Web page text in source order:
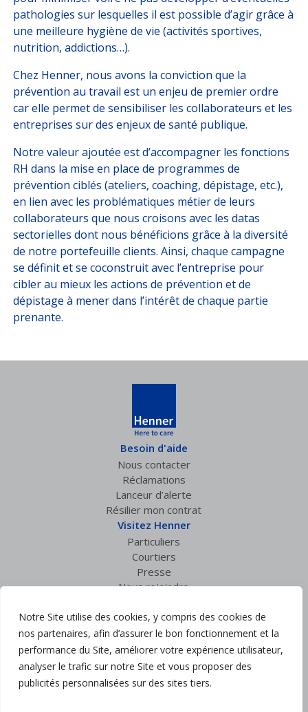
Notre Site utilise des cookies, y compris des cookies de
nos partenaires, afin d’assurer le bon fonctionnement et la
performance du Site, améliorer votre expérience utilisateur,
analyser le trafic sur notre Site et vous proposer des
publicités personnalisées sur des sites tiers.
pathologies sur lesquelles il est possible d’agir grâce à
une meilleure hygiène de vie (activités sportives,
nutrition, addictions…).
Chez Henner, nous avons la conviction que la
prévention au travail est un enjeu de premier ordre
car elle permet de sensibiliser les collaborateurs et les
entreprises sur des enjeux de santé publique.
Notre valeur ajoutée est d’accompagner les fonctions
RH dans la mise en place de programmes de
prévention ciblés (ateliers, coaching, dépistage, etc.),
en lien avec les problématiques métier de leurs
collaborateurs que nous croisons avec les datas
sectorielles dont nous bénéficions grâce à la diversité
de notre portefeuille clients. Ainsi, chaque campagne
se définit et se coconstruit avec l’entreprise pour
cibler au mieux les actions de prévention et de
dépistage à mener dans l’intérêt de chaque partie
prenante.
Besoin d'aide
Nous contacter
Réclamations
Lanceur d’alerte
Résilier mon contrat
Visitez Henner
Particuliers
Courtiers
Presse
Nous rejoindre
Accès courtiers
Suivez nous :
Politique de confidentialité